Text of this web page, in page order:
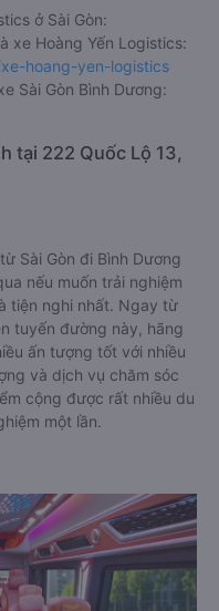
ở Sài Gòn:
xe Hoàng Yến Logistics:
hoang-yen-logistics
Sài Gòn Bình Dương:
tại 222 Quốc Lộ 13,
Sài Gòn đi Bình Dương
nếu muốn trải nghiệm
tiện nghi nhất. Ngay từ
tuyến đường này, hãng
ấn tượng tốt với nhiều
và dịch vụ chăm sóc
cộng được rất nhiều du
một lần.